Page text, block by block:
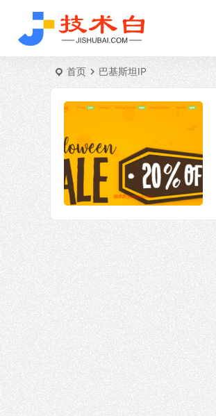
首页 巴基斯坦IP